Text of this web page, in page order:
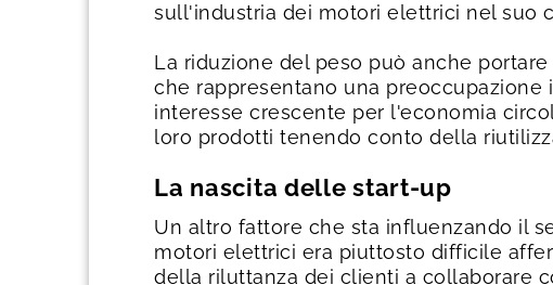
sull'industria dei motori elettrici nel suo
La riduzione del peso può anche
che rappresentano una
interesse crescente per l'economia
loro prodotti tenendo conto della
La nascita delle start-up
Un altro fattore che sta influenzando il
motori elettrici era piuttosto difficile
della riluttanza dei clienti a collaborare